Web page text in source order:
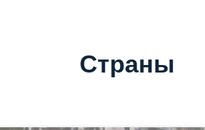
Страны